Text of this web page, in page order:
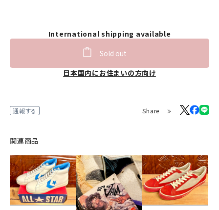
International shipping available
Sold out
日本国内にお住まいの方向け
通報する Share
関連商品